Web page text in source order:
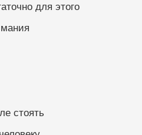
для этого
стоять